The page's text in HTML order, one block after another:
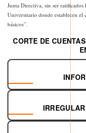
Junta Directiva, sin ser
Universitario donde establecen el
básicos”.
CORTE DE